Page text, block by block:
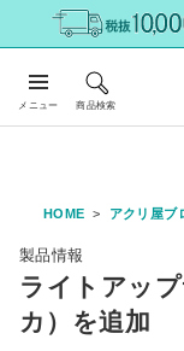
メニュー 商品検索
HOME アクリ屋ブ
製品情報
ライトアッ
カ）を追加